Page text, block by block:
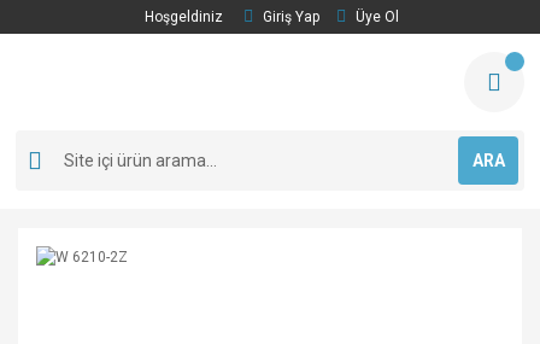
Hoşgeldiniz Giriş Yap Üye Ol
ARA